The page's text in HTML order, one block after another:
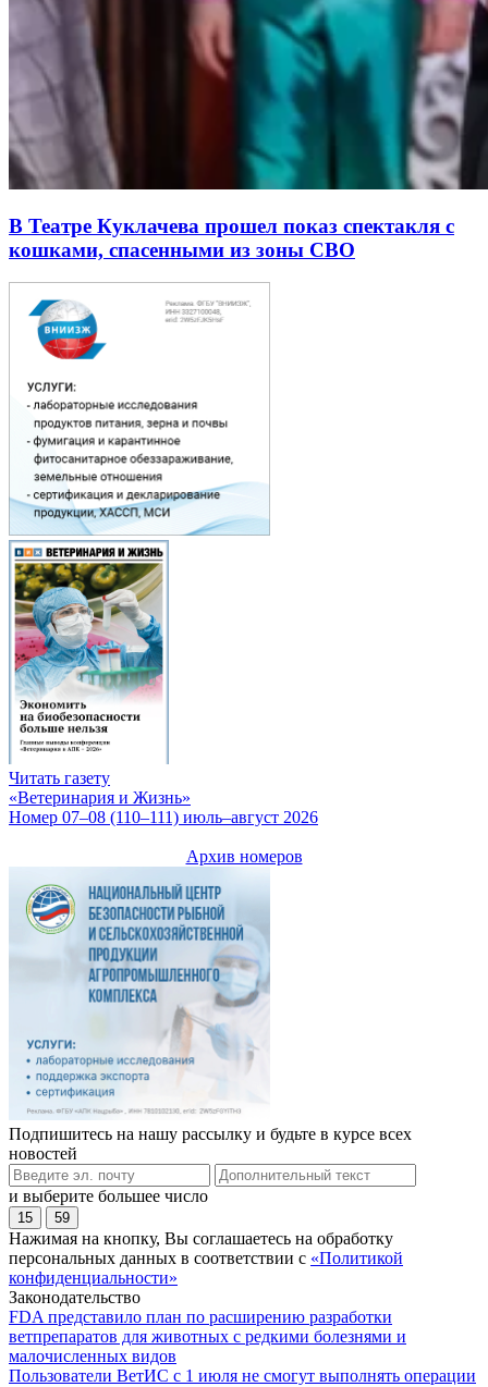
В Театре Куклачева прошел показ спектакля с
кошками, спасенными из зоны СВО
Читать газету
«Ветеринария и Жизнь»
Номер 07–08 (110–111) июль–август 2026
Архив номеров
Подпишитесь на нашу рассылку и будьте в курсе всех
новостей
и выберите большее число
15 59
Нажимая на кнопку, Вы соглашаетесь на обработку
персональных данных в соответствии с «Политикой
конфиденциальности»
Законодательство
FDA представило план по расширению разработки
ветпрепаратов для животных с редкими болезнями и
малочисленных видов
Пользователи ВетИС с 1 июля не смогут выполнять операции